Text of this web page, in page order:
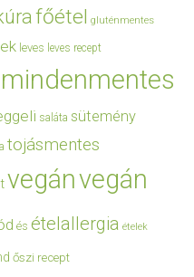
főétel gluténmentes
leves leves recept
mindenmentes
saláta sütemény
tojásmentes
vegánvegán
és ételallergia ételek
őszi recept